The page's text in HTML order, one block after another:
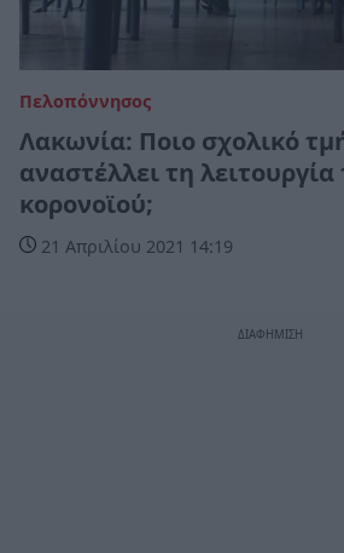
Πελοπόννησος
Λακωνία: Ποιο σχολικό
αναστέλλει τη
κορονοϊού;
21 Απριλίου 2021 14:19